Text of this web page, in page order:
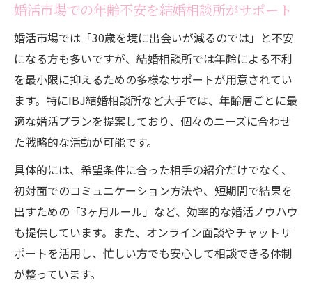
婚活市場での年齢不安を結婚相談所がサポート
婚活市場では「30歳を境に出会いが減るのでは」と不安
になる方も多いですが、結婚相談所では年齢による不利
を最小限に抑えるための多様なサポートが用意されてい
ます。特にIBJ結婚相談所など大手では、年齢層ごとに最
適な婚活プランを提案しており、個々のニーズに合わせ
た戦略的な活動が可能です。
具体的には、希望条件に合った相手の紹介だけでなく、
初対面でのコミュニケーション方法や、短期間で結果を
出すための「3ヶ月ルール」など、効率的な婚活ノウハウ
も提供しています。また、オンライン面談やチャットサ
ポートを活用し、忙しい方でも安心して相談できる体制
が整っています。